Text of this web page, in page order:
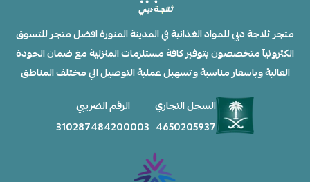
متجر ثلاجة دبي للمواد الغذائية في المدينة المنورة افضل متجر للتسوق
الكترونيآ متخصصون يتوفير كافة مستلزمات المنزلية مغ ضمان الجودة
العالية وباسعار مناسبة وتسهبل عملية التوصيل الي مختلف المناطق
السجل التجاري
4650205937
الرقم الضريبي
310287484200003